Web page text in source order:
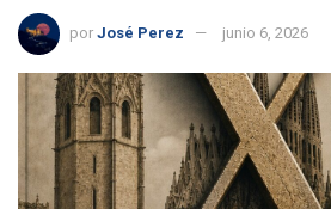
por José Perez junio 6, 2026